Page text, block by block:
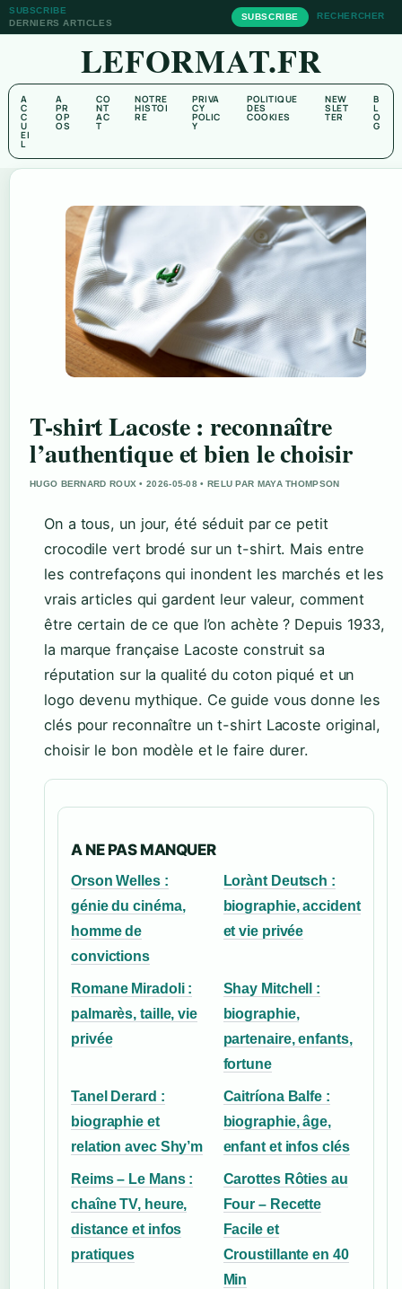
SUBSCRIBE
DERNIERS ARTICLES
SUBSCRIBE RECHERCHER
LEFORMAT.FR
A
C
C
U
EI
L
A
PR
OP
OS
CO
NT
AC
T
NOTRE
HISTOI
RE
PRIVA
CY
POLIC
Y
POLITIQUE
DES
COOKIES
NEW
SLET
TER
B
L
O
G
T-shirt Lacoste : reconnaître
l’authentique et bien le choisir
HUGO BERNARD ROUX • 2026-05-08 • RELU PAR MAYA THOMPSON
On a tous, un jour, été séduit par ce petit
crocodile vert brodé sur un t-shirt. Mais entre
les contrefaçons qui inondent les marchés et les
vrais articles qui gardent leur valeur, comment
être certain de ce que l’on achète ? Depuis 1933,
la marque française Lacoste construit sa
réputation sur la qualité du coton piqué et un
logo devenu mythique. Ce guide vous donne les
clés pour reconnaître un t-shirt Lacoste original,
choisir le bon modèle et le faire durer.
A NE PAS MANQUER
Orson Welles :
génie du cinéma,
homme de
convictions
Lorànt Deutsch :
biographie, accident
et vie privée
Romane Miradoli :
palmarès, taille, vie
privée
Shay Mitchell :
biographie,
partenaire, enfants,
fortune
Tanel Derard :
biographie et
relation avec Shy’m
Caitríona Balfe :
biographie, âge,
enfant et infos clés
Reims – Le Mans :
chaîne TV, heure,
distance et infos
pratiques
Carottes Rôties au
Four – Recette
Facile et
Croustillante en 40
Min